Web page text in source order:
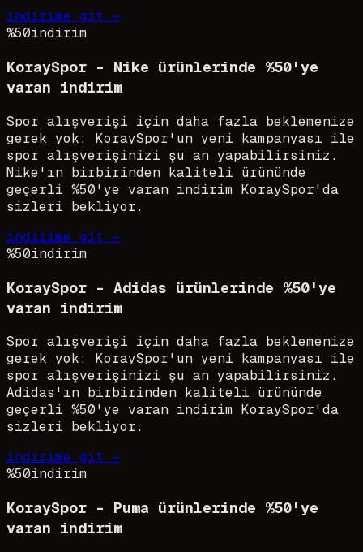
indirime git →
%50indirim
KoraySpor - Nike ürünlerinde %50'ye
varan indirim
Spor alışverişi için daha fazla beklemenize
gerek yok; KoraySpor'un yeni kampanyası ile
spor alışverişinizi şu an yapabilirsiniz.
Nike'ın birbirinden kaliteli ürününde
geçerli %50'ye varan indirim KoraySpor'da
sizleri bekliyor.
indirime git →
%50indirim
KoraySpor - Adidas ürünlerinde %50'ye
varan indirim
Spor alışverişi için daha fazla beklemenize
gerek yok; KoraySpor'un yeni kampanyası ile
spor alışverişinizi şu an yapabilirsiniz.
Adidas'ın birbirinden kaliteli ürününde
geçerli %50'ye varan indirim KoraySpor'da
sizleri bekliyor.
indirime git →
%50indirim
KoraySpor - Puma ürünlerinde %50'ye
varan indirim